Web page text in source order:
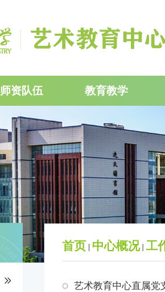
师资队伍 教育教学
首页 中心概况 工
艺术教育中心直属党